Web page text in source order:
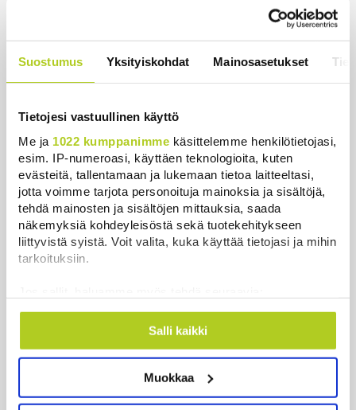
Suostumus Yksityiskohdat Mainosasetukset
Tietojesi vastuullinen käyttö
Me ja 1022 kumppanimme käsittelemme henkilötietojasi,
esim. IP-numeroasi, käyttäen teknologioita, kuten
evästeitä, tallentamaan ja lukemaan tietoa laitteeltasi,
jotta voimme tarjota personoituja mainoksia ja sisältöjä,
tehdä mainosten ja sisältöjen mittauksia, saada
näkemyksiä kohdeyleisöstä sekä tuotekehitykseen
liittyvistä syistä. Voit valita, kuka käyttää tietojasi ja mihin
tarkoituksiin.
Kerätä tietoja maantieteellisestä sijainnistasi,
mahdollisesti muutaman metrin tarkkuudella
ominaispiirteitä aktiivisesti (sormenjäljen
Lue lisää siitä, miten henkilötietojasi käsitellään ja miten
Salli kaikki
Muokkaa
äänestäneistä on vielä katsomossa,
paljastaa Ylen mittaus – ”Eivät oikein
Uutiset | 6.8.2026 15:57
Uutiset
Uusimmat